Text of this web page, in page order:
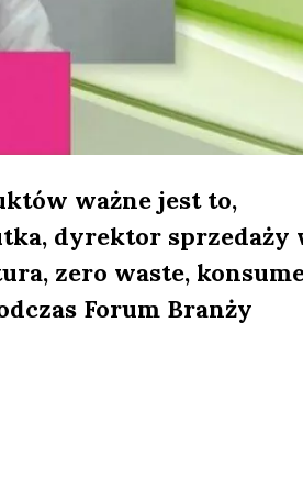
ważne jest to,
dyrektor sprzedaży
zero waste,
Forum Branży